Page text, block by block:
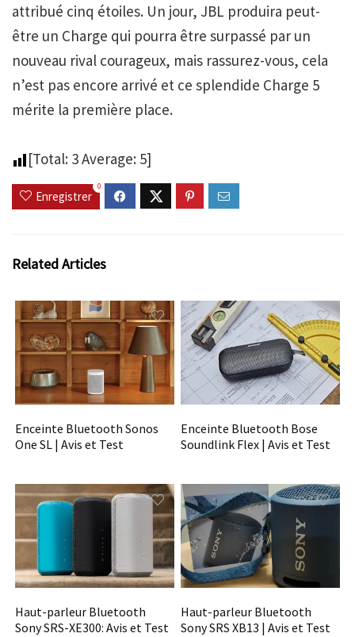
attribué cinq étoiles. Un jour, JBL produira peut-
être un Charge qui pourra être surpassé par un
nouveau rival courageux, mais rassurez-vous, cela
n’est pas encore arrivé et ce splendide Charge 5
mérite la première place.
[Total: 3Average: 5]
Enregistrer
0
Related Articles
Enceinte Bluetooth Sonos
One SL | Avis et Test
Enceinte Bluetooth Bose
Soundlink Flex | Avis et Test
Haut-parleur Bluetooth
Sony SRS-XE300: Avis et Test
Haut-parleur Bluetooth
Sony SRS XB13 | Avis et Test